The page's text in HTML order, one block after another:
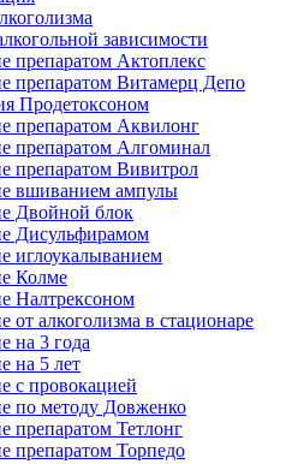
зависимости
препаратом Актоплекс
препаратом Витамерц Депо
Продетоксоном
препаратом Аквилонг
препаратом Алгоминал
препаратом Вивитрол
вшиванием ампулы
Двойной блок
Дисульфирамом
иглоукалыванием
Колме
Налтрексоном
от алкоголизма в стационаре
на 3 года
на 5 лет
с провокацией
по методу Довженко
препаратом Тетлонг
препаратом Торпедо